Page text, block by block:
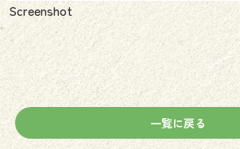
Screenshot
一覧に戻る